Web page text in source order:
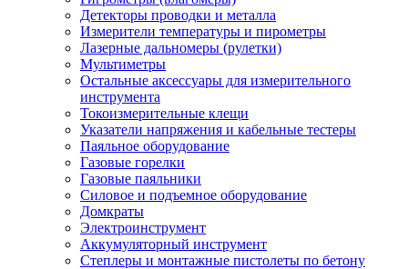
Детекторы проводки и металла
Измерители температуры и пирометры
Лазерные дальномеры (рулетки)
Мультиметры
Остальные аксессуары для измерительного
инструмента
Токоизмерительные клещи
Указатели напряжения и кабельные тестеры
Паяльное оборудование
Газовые горелки
Газовые паяльники
Силовое и подъемное оборудование
Домкраты
Электроинструмент
Аккумуляторный инструмент
Степлеры и монтажные пистолеты по бетону